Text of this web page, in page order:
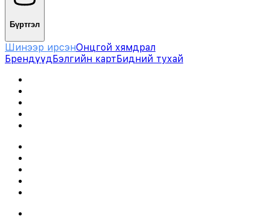
Бүртгэл
Шинээр ирсэнОнцгой хямдрал
БрендүүдБэлгийн картБидний тухай